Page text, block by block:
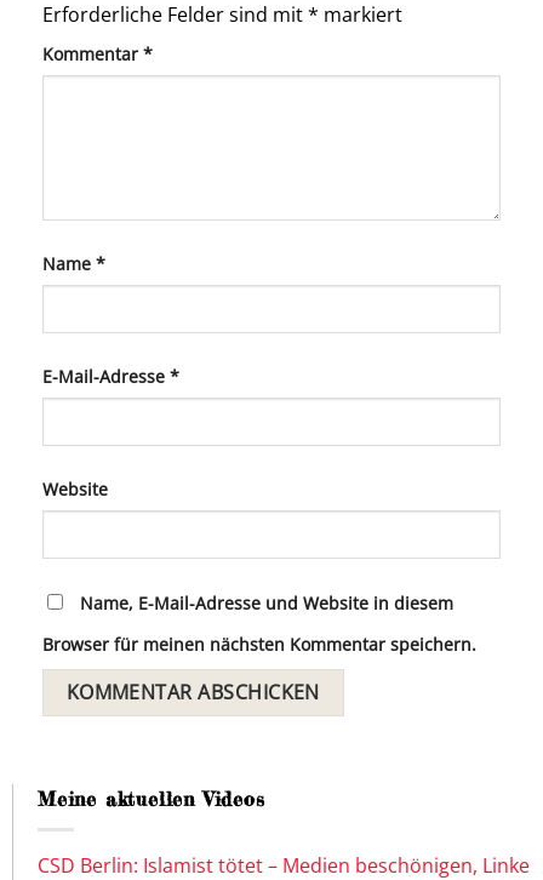
Erforderliche Felder sind mit* markiert
Kommentar *
Name *
E-Mail-Adresse *
Website
Name, E-Mail-Adresse und Website in diesem
Browser für meinen nächsten Kommentar speichern.
Meine aktuellen Videos
CSD Berlin: Islamist tötet – Medien beschönigen, Linke